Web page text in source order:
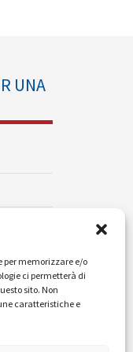
per memorizzare e/o
ci permetterà di
sito. Non
caratteristiche e
UNA